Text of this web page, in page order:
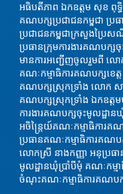
អធិបតីភាព ឯកឧត្តម សុខ ពុទ្
គណបក្សប្រជាជនកម្ពុជា ប្រ
ប្រជាជនកម្ពុជាក្រសួងប្រ
ប្រធានក្រុមការងារគណបក្សចុ
មានការអញ្ជើញចូលរួមពី
គណៈកម្មាធិការគណបក្សខេត្
គណបក្សស្រុកទ្រាំង លោក សា
គណបក្សស្រុកទ្រាំង ឯកឧត្តម
ការងារគណបក្សចុះមូលដ្ឋា
អចិន្ត្រៃយ៍គណៈកម្មាធិការ
ប្រធានគណៈកម្មាធិការគណ
លោកស្រី នាងកញ្ញា អនុប្រធ
មូលដ្ឋានឃុំប្រាំបីមុំ គណៈកម្ម
ចំណុះគណៈកម្មាធិការគណប